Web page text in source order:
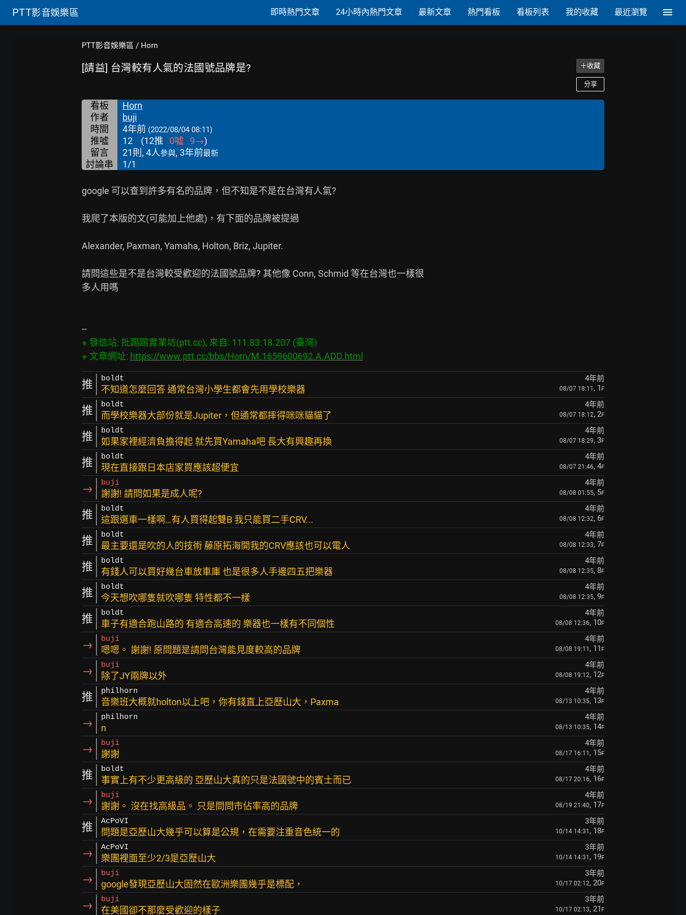
PTT影音娛樂區 即時熱門文章 24小時內熱門文章 最新文章 熱門看板 看板列表 我的收藏 最近瀏覽
PTT影音娛樂區 / Horn
[請益] 台灣較有人氣的法國號品牌是? ＋收藏
分享
看板
Horn
作者
buji
時間
4年前 (2022/08/04 08:11)
推噓 12 (12推 0噓 9→)
留言
21則, 4人參與, 3年前最新
討論串 1/1
google 可以查到許多有名的品牌，但不知是不是在台灣有人氣?
我爬了本版的文(可能加上他處)，有下面的品牌被提過
Alexander, Paxman, Yamaha, Holton, Briz, Jupiter.
請問這些是不是台灣較受歡迎的法國號品牌? 其他像 Conn, Schmid 等在台灣也一樣很
多人用嗎
※ 發信站: 批踢踢實業坊(ptt.cc), 來自: 111.83.18.207 (臺灣)
※ 文章網址: https://www.ptt.cc/bbs/Horn/M.1659600692.A.ADD.html
推 boldt 4年前
不知道怎麼回答 通常台灣小學生都會先用學校樂器 08/07 18:11 , 1 F
推 boldt 4年前
而學校樂器大部份就是Jupiter，但通常都摔得咪咪貓貓了 08/07 18:12, 2F
推 boldt 4年前
如果家裡經濟負擔得起 就先買Yamaha吧 長大有興趣再換 08/07 18:29, 3F
推 boldt 4年前
現在直接跟日本店家買應該超便宜 08/07 21:46, 4F
→ buji 4年前
謝謝! 請問如果是成人呢? 08/08 01:55, 5F
推 boldt 4年前
這跟選車一樣啊…有人買得起雙B 我只能買二手CRV... 08/08 12:32, 6F
推 boldt 4年前
最主要還是吹的人的技術 藤原拓海開我的CRV應該也可以電人 08/08 12:33, 7F
推 boldt 4年前
有錢人可以買好幾台車放車庫 也是很多人手邊四五把樂器 08/08 12:35, 8F
推 boldt 4年前
今天想吹哪隻就吹哪隻 特性都不一樣 08/08 12:35, 9F
推 boldt 4年前
車子有適合跑山路的 有適合高速的 樂器也一樣有不同個性 08/08 12:36, 10F
→ buji 4年前
嗯嗯。 謝謝! 原問題是請問台灣能見度較高的品牌 08/08 19:11 , 11 F
→ buji 4年前
除了JY兩牌以外 08/08 19:12, 12F
推 philhorn 4年前
音樂班大概就holton以上吧，你有錢直上亞歷山大，Paxma 08/13 10:35, 13F
→ philhorn 4年前
n 08/13 10:35, 14F
→ buji 4年前
謝謝 08/17 16:11 , 15F
推 boldt 4年前
事實上有不少更高級的 亞歷山大真的只是法國號中的賓士而已 08/17 20:16, 16F
→ buji 4年前
謝謝。 沒在找高級品。 只是問問市佔率高的品牌 08/19 21:40, 17F
推 AcPoVI 3年前
問題是亞歷山大幾乎可以算是公規，在需要注重音色統一的 10/14 14:31 , 18F
→ AcPoVI 3年前
樂團裡面至少2/3是亞歷山大 10/14 14:31 , 19F
→ buji 3年前
google發現亞歷山大固然在歐洲樂團幾乎是標配， 10/17 02:12, 20F
→ buji 3年前
在美國卻不那麼受歡迎的樣子 10/17 02:13, 21 F